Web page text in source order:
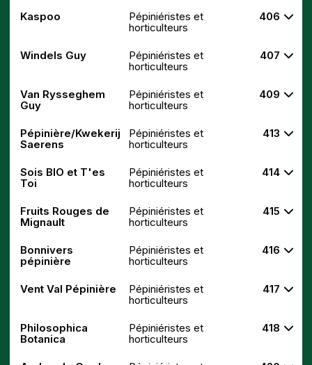
Kaspoo
Pépiniéristes et
horticulteurs
406
Windels Guy
Pépiniéristes et
horticulteurs
407
Van Rysseghem
Guy
Pépiniéristes et
horticulteurs
409
Pépinière/Kwekerij
Saerens
Pépiniéristes et
horticulteurs
413
Sois BIO et T'es
Toi
Pépiniéristes et
horticulteurs
414
Fruits Rouges de
Mignault
Pépiniéristes et
horticulteurs
415
Bonnivers
pépinière
Pépiniéristes et
horticulteurs
416
Vent Val Pépinière
Pépiniéristes et
horticulteurs
417
Philosophica
Botanica
Pépiniéristes et
horticulteurs
418